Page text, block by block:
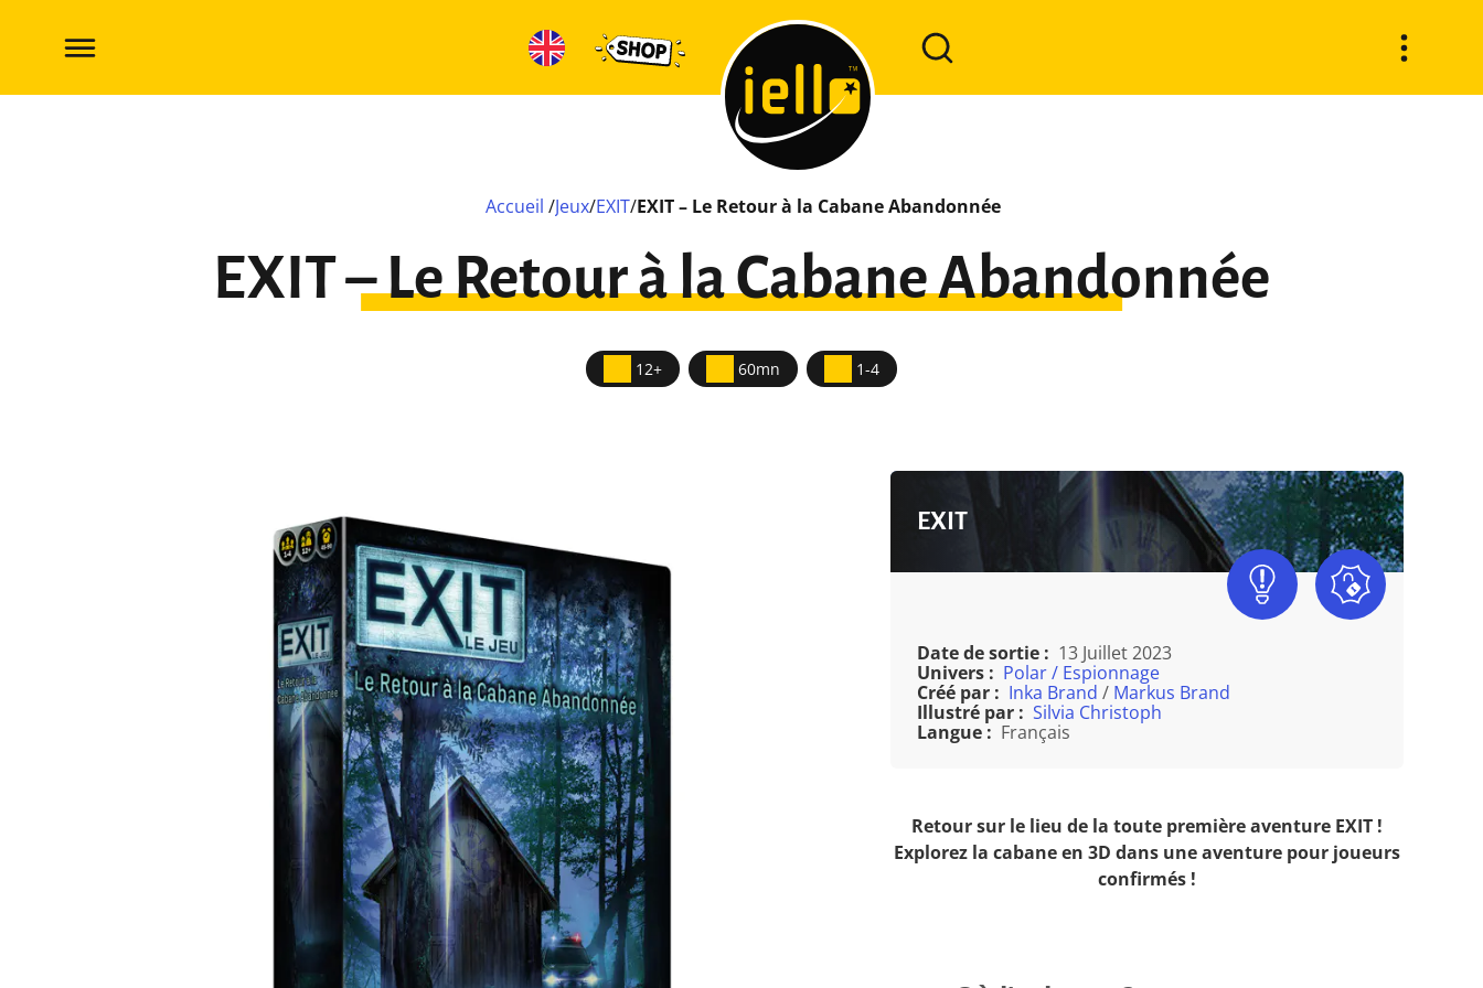
Accueil /Jeux/EXIT/EXIT – Le Retour à la Cabane Abandonnée
EXIT – Le Retour à la Cabane Abandonnée
12+ 60mn 1-4
EXIT
Date de sortie : 13 Juillet 2023
Univers : Polar / Espionnage
Créé par : Inka Brand / Markus Brand
Illustré par : Silvia Christoph
Langue : Français
Retour sur le lieu de la toute première aventure EXIT !
Explorez la cabane en 3D dans une aventure pour joueurs
confirmés !